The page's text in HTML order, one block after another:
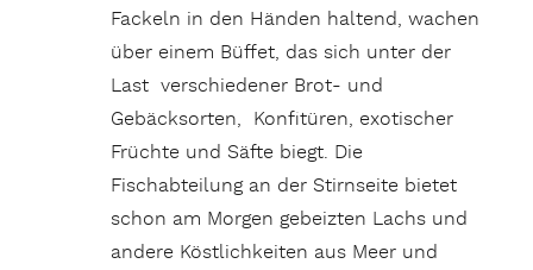
Fackeln in den Händen haltend, wachen
über einem Büffet, das sich unter der
Last verschiedener Brot- und
Gebäcksorten, Konfitüren, exotischer
Früchte und Säfte biegt. Die
Fischabteilung an der Stirnseite bietet
schon am Morgen gebeizten Lachs und
andere Köstlichkeiten aus Meer und